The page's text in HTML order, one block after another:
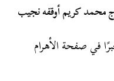
محمد كريم أوقفه نجيب
في صفحة الأهرام